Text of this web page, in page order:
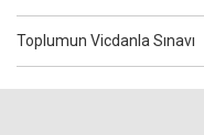
Toplumun Vicdanla Sınavı